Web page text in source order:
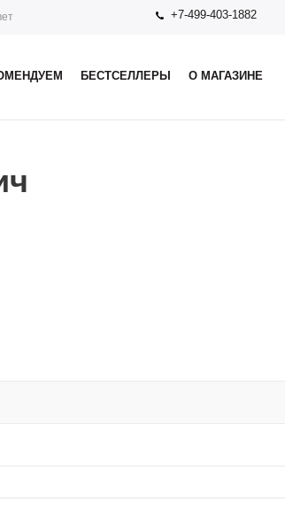
+7-499-403-1882
БЕСТСЕЛЛЕРЫ О МАГАЗИНЕ